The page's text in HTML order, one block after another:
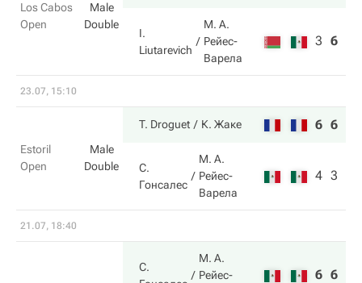
Los Cabos
Open
Male
Double
I.
Liutarevich
М. А.
Рейес-
Варела
3 6
23.07, 15:10
Estoril
Open
Male
Double
T. Droguet К. Жаке 6 6
С.
Гонсалес
М. А.
Рейес-
Варела
4 3
21.07, 18:40
С.
М. А.
Рейес-
6 6